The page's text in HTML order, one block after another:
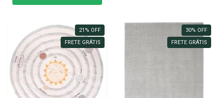
21 % OFF
FRETE GRÁTIS
30% OFF
FRETE GRÁTIS